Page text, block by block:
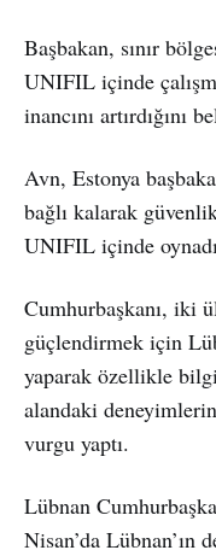
Başbakan, sınır
UNIFIL içinde
inancını artırdığını
Avn, Estonya
bağlı kalarak
UNIFIL içinde
Cumhurbaşkanı, iki
güçlendirmek için
yaparak özellikle
alandaki
vurgu yaptı.
Lübnan
Nisan’da Lübnan’ın